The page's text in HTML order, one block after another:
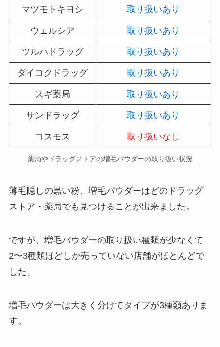
マツモトキヨシ 取り扱いあり
ウェルシア 取り扱いあり
ツルハドラッグ 取り扱いあり
ダイコクドラッグ 取り扱いあり
スギ薬局 取り扱いあり
サンドラッグ 取り扱いあり
コスモス 取り扱いなし
薬局やドラッグストアの増毛パウダーの取り扱い状況
薄毛隠しの黒い粉、増毛パウダーはどのドラッグ
ストア・薬局でも見つけることが出来ました。
ですが、増毛パウダーの取り扱い種類が少なくて
2〜3種類ほどしか売っていない店舗がほとんどで
した。
増毛パウダーは大きく分けてタイプが3種類ありま
す。